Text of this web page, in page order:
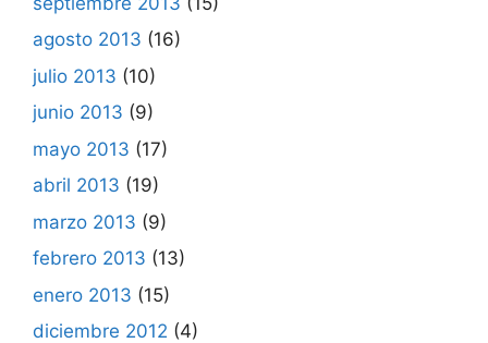
agosto 2013 (16)
julio 2013 (10)
junio 2013 (9)
mayo 2013 (17)
abril 2013 (19)
marzo 2013 (9)
febrero 2013 (13)
enero 2013 (15)
diciembre 2012 (4)